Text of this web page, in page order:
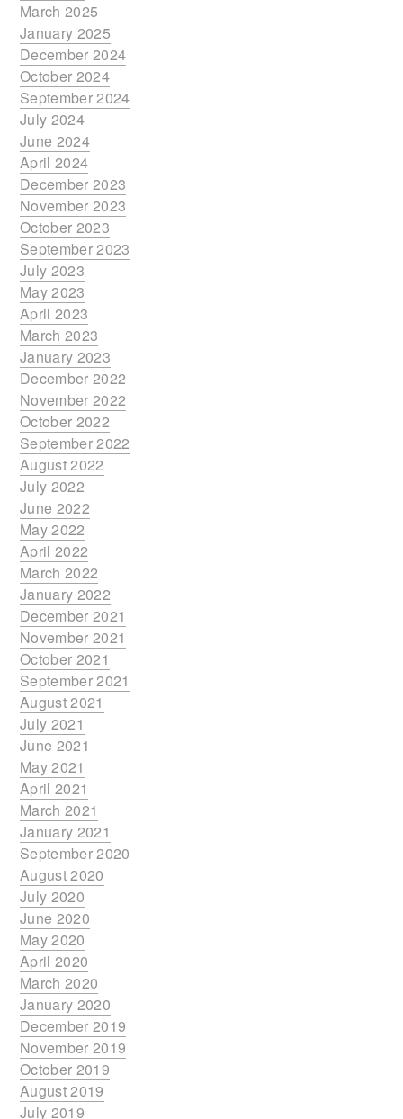
March 2025
January 2025
December 2024
October 2024
September 2024
July 2024
June 2024
April 2024
December 2023
November 2023
October 2023
September 2023
July 2023
May 2023
April 2023
March 2023
January 2023
December 2022
November 2022
October 2022
September 2022
August 2022
July 2022
June 2022
May 2022
April 2022
March 2022
January 2022
December 2021
November 2021
October 2021
September 2021
August 2021
July 2021
June 2021
May 2021
April 2021
March 2021
January 2021
September 2020
August 2020
July 2020
June 2020
May 2020
April 2020
March 2020
January 2020
December 2019
November 2019
October 2019
August 2019
July 2019